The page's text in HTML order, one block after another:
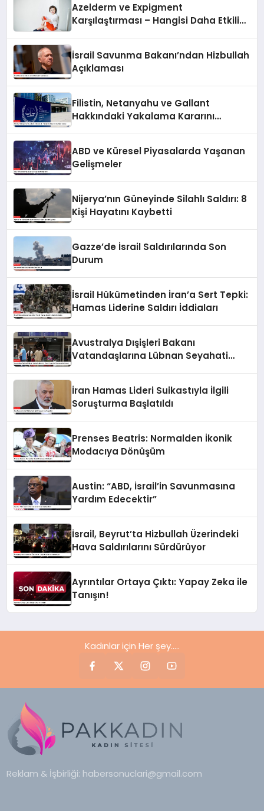
Azelderm ve Expigment
Karşılaştırması – Hangisi Daha Etkili
İsrail Savunma Bakanı’ndan Hizbullah
Açıklaması
Filistin, Netanyahu ve Gallant
Hakkındaki Yakalama Kararını
ABD ve Küresel Piyasalarda Yaşanan
Gelişmeler
Nijerya’nın Güneyinde Silahlı Saldırı: 8
Kişi Hayatını Kaybetti
Gazze’de İsrail Saldırılarında Son
Durum
İsrail Hükümetinden İran’a Sert Tepki:
Hamas Liderine Saldırı İddiaları
Avustralya Dışişleri Bakanı
Vatandaşlarına Lübnan Seyahati
İran Hamas Lideri Suikastıyla İlgili
Soruşturma Başlatıldı
Prenses Beatris: Normalden İkonik
Modacıya Dönüşüm
Austin: “ABD, İsrail’in Savunmasına
Yardım Edecektir”
İsrail, Beyrut’ta Hizbullah Üzerindeki
Hava Saldırılarını Sürdürüyor
Ayrıntılar Ortaya Çıktı: Yapay Zeka ile
Tanışın!
Kadınlar için Her şey.....
Reklam & İşbirliği: habersonuclari@gmail.com